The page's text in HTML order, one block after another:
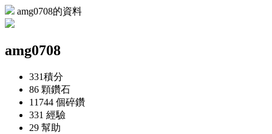
amg0708的資料
amg0708
331積分
86 顆鑽石
11744 個碎鑽
331 經驗
29 幫助